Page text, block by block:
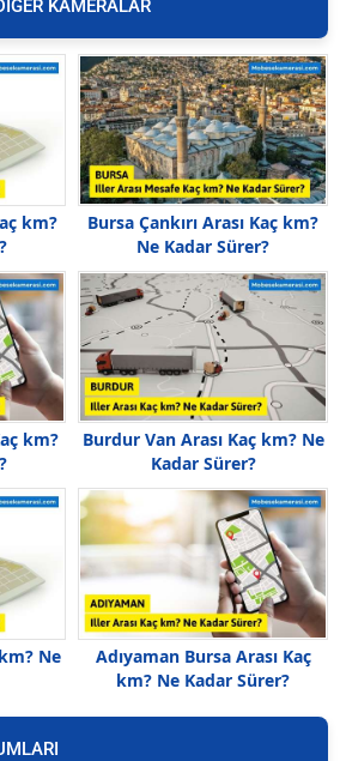
KAMERALAR
km?
Bursa Çankırı Arası Kaç km?
Ne Kadar Sürer?
km?
Burdur Van Arası Kaç km? Ne
Kadar Sürer?
Ne
Adıyaman Bursa Arası Kaç
km? Ne Kadar Sürer?